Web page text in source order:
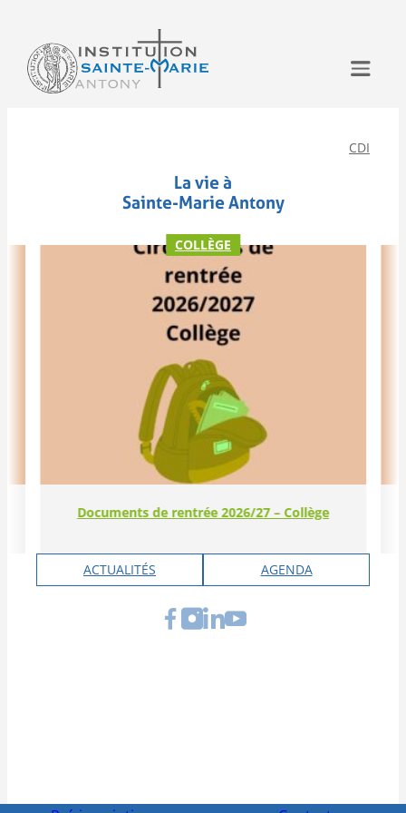
contenu
CDI
La vie à
Sainte-Marie Antony
Documents de rentrée 2026/27 – Collège
COLLÈGE
ACTUALITÉS AGENDA